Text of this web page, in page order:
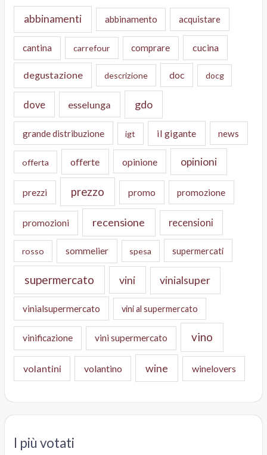
abbinamenti abbinamento acquistare
cantina carrefour comprare cucina
degustazione descrizione doc docg
dove esselunga gdo
grande distribuzione igt il gigante news
offerta offerte opinione opinioni
prezzi prezzo promo promozione
promozioni recensione recensioni
rosso sommelier spesa supermercati
supermercato vini vinialsuper
vinialsupermercato vini al supermercato
vinificazione vini supermercato vino
volantini volantino wine winelovers
I più votati